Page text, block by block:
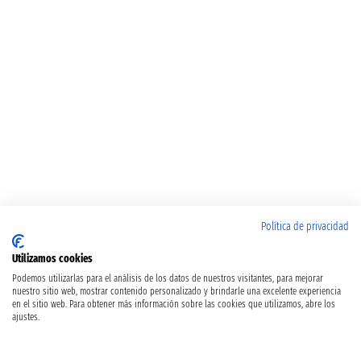
Política de privacidad
Utilizamos cookies
Podemos utilizarlas para el análisis de los datos de nuestros visitantes, para mejorar
nuestro sitio web, mostrar contenido personalizado y brindarle una excelente experiencia
en el sitio web. Para obtener más información sobre las cookies que utilizamos, abre los
ajustes.